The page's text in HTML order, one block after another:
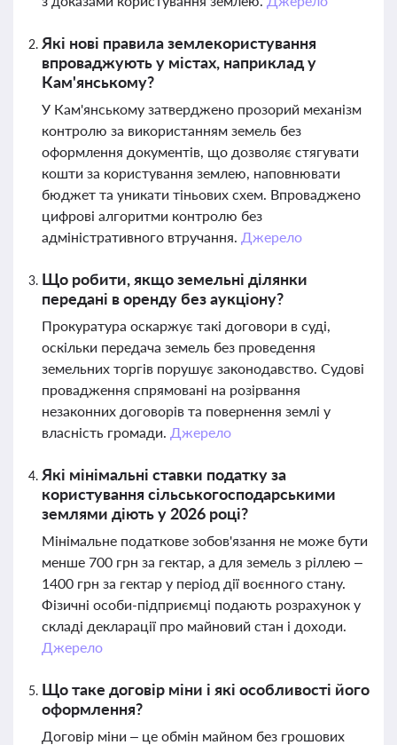
Які нові правила землекористування
впроваджують у містах, наприклад у
Кам'янському?
У Кам'янському затверджено прозорий механізм
контролю за використанням земель без
оформлення документів, що дозволяє стягувати
кошти за користування землею, наповнювати
бюджет та уникати тіньових схем. Впроваджено
цифрові алгоритми контролю без
адміністративного втручання. Джерело
Що робити, якщо земельні ділянки
передані в оренду без аукціону?
Прокуратура оскаржує такі договори в суді,
оскільки передача земель без проведення
земельних торгів порушує законодавство. Судові
провадження спрямовані на розірвання
незаконних договорів та повернення землі у
власність громади. Джерело
Які мінімальні ставки податку за
користування сільськогосподарськими
землями діють у 2026 році?
Мінімальне податкове зобов'язання не може бути
менше 700 грн за гектар, а для земель з ріллею –
1400 грн за гектар у період дії воєнного стану.
Фізичні особи-підприємці подають розрахунок у
складі декларації про майновий стан і доходи.
Джерело
Що таке договір міни і які особливості його
оформлення?
Договір міни – це обмін майном без грошових